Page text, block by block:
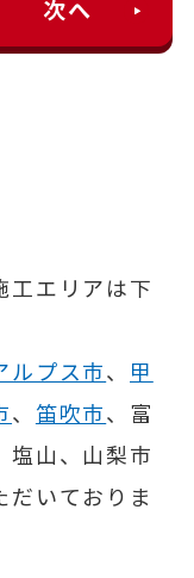
次へ
工エリアは下
ルプス市、 甲
、 笛吹市、富
塩山、山梨市
だいておりま